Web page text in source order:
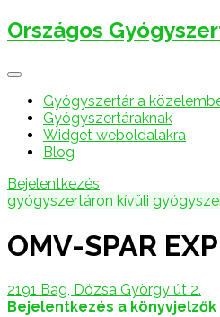
Országos
Gyógyszertár a
Gyógyszertáraknak
Widget weboldalakra
Blog
Bejelentkezés
gyógyszertáron kívüli
OMV-SPAR
2191 Bag, Dózsa György út 2.
Bejelentkezés a